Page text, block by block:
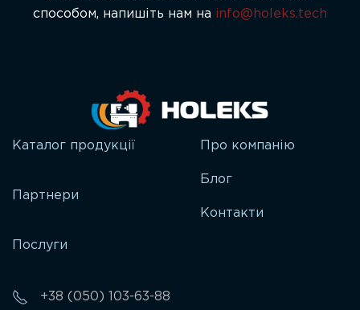
способом, напишіть нам на info@holeks.tech
Каталог продукції
Партнери
Послуги
Про компанію
Блог
Контакти
+38 (050) 103-63-88